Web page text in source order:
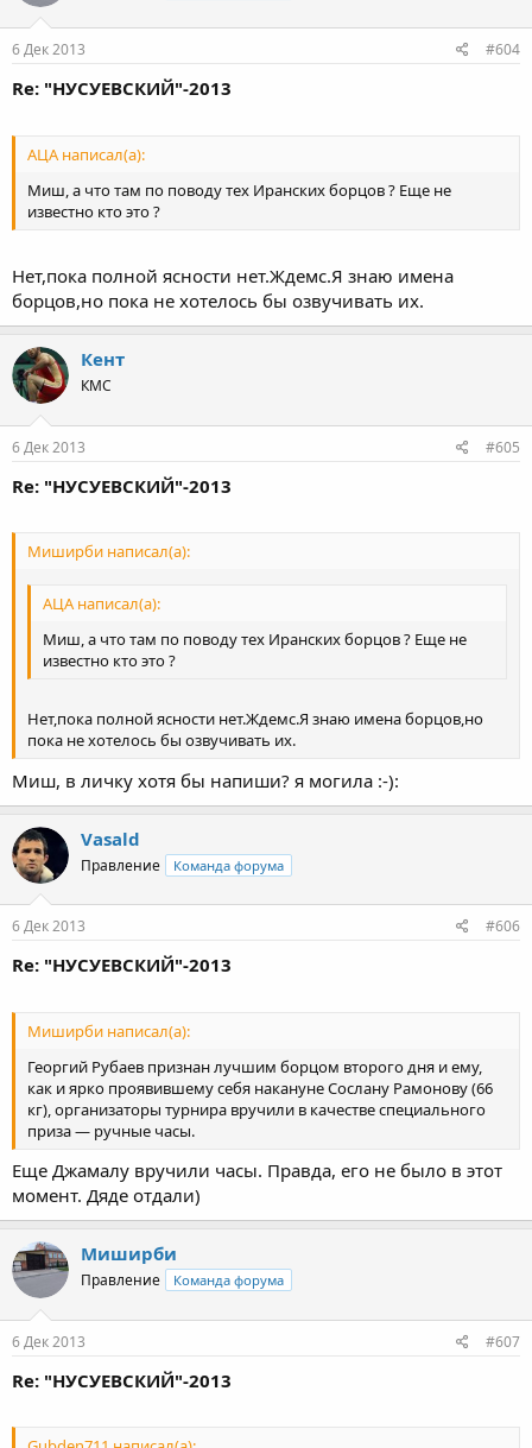
6 Дек 2013 #604
Re: "НУСУЕВСКИЙ"-2013
АЦА написал(а):
Миш, а что там по поводу тех Иранских борцов ? Еще не
известно кто это ?
Нет,пока полной ясности нет.Ждемс.Я знаю имена
борцов,но пока не хотелось бы озвучивать их.
Кент
КМС
6 Дек 2013 #605
Re: "НУСУЕВСКИЙ"-2013
Миширби написал(а):
АЦА написал(а):
Миш, а что там по поводу тех Иранских борцов ? Еще не
известно кто это ?
Нет,пока полной ясности нет.Ждемс.Я знаю имена борцов,но
пока не хотелось бы озвучивать их.
Миш, в личку хотя бы напиши? я могила :-):
Vasald
Правление Команда форума
6 Дек 2013 #606
Re: "НУСУЕВСКИЙ"-2013
Миширби написал(а):
Георгий Рубаев признан лучшим борцом второго дня и ему,
как и ярко проявившему себя накануне Сослану Рамонову (66
кг), организаторы турнира вручили в качестве специального
приза — ручные часы.
Еще Джамалу вручили часы. Правда, его не было в этот
момент. Дяде отдали)
Миширби
Правление Команда форума
6 Дек 2013 #607
Re: "НУСУЕВСКИЙ"-2013